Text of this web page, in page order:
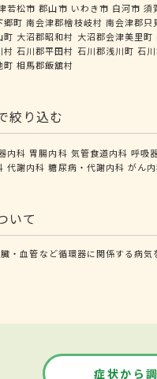
若松市 郡山市 いわき市 白河市 須
郷町 南会津郡檜枝岐村 南会津郡只
町 大沼郡昭和村 大沼郡会津美里町
村 石川郡平田村 石川郡浅川町 石
町 相馬郡飯舘村
絞り込む
内科 胃腸内科 気管食道内科 呼吸
代謝内科 糖尿病・代謝内科 がん
いて
・血管など循環器に関係する病
症状から